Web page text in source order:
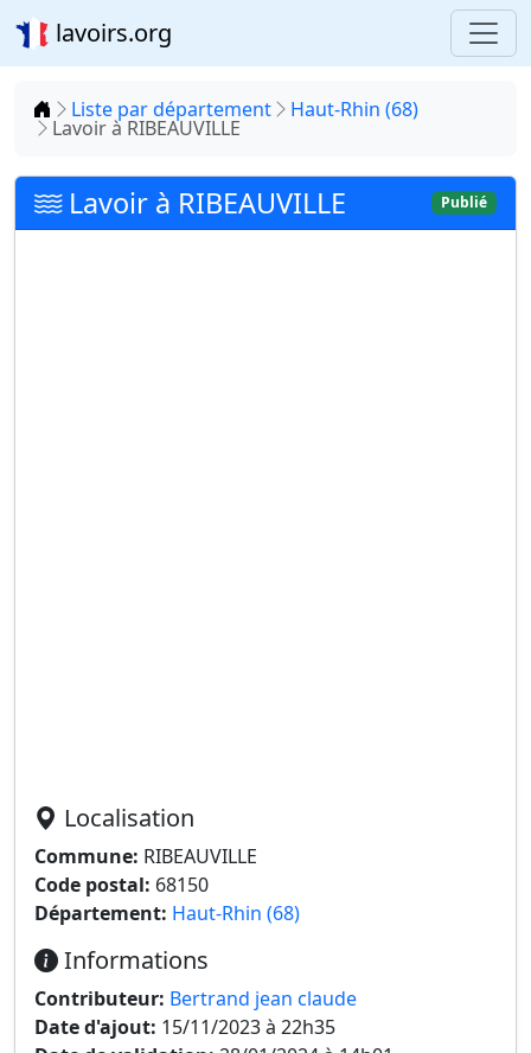
lavoirs.org
Accueil
Liste par département Haut-Rhin (68)
Lavoir à RIBEAUVILLE
Lavoir à RIBEAUVILLE Publié
Localisation
Commune: RIBEAUVILLE
Code postal: 68150
Département: Haut-Rhin (68)
Informations
Contributeur: Bertrand jean claude
Date d'ajout: 15/11/2023 à 22h35